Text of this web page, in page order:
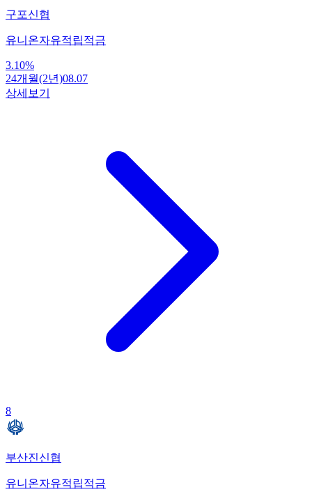
구포신협
유니온자유적립적금
3.10%
24개월(2년)08.07
상세보기
8
부산진신협
유니온자유적립적금